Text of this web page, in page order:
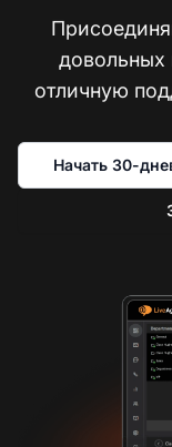
довольных
отличную
Начать 30-